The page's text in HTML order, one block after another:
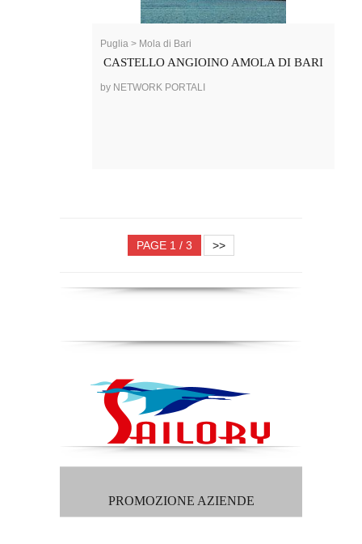
Puglia > Mola di Bari
CASTELLO ANGIOINO AMOLA DI BARI
by NETWORK PORTALI
PAGE 1 / 3 >>
PROMOZIONE AZIENDE